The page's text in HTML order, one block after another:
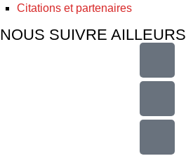
Citations et partenaires
NOUS SUIVRE AILLEURS